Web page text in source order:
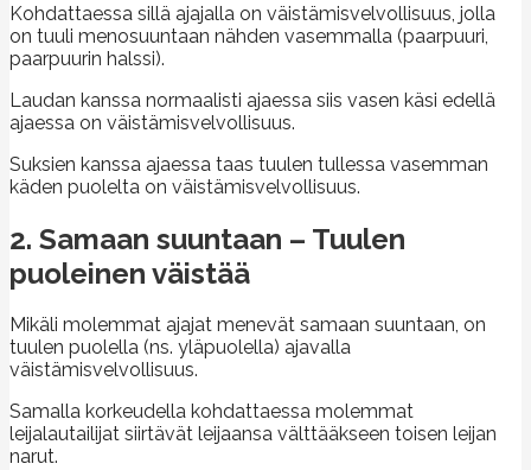
Kohdattaessa sillä ajajalla on väistämisvelvollisuus, jolla
on tuuli menosuuntaan nähden vasemmalla (paarpuuri,
paarpuurin halssi).
Laudan kanssa normaalisti ajaessa siis vasen käsi edellä
ajaessa on väistämisvelvollisuus.
Suksien kanssa ajaessa taas tuulen tullessa vasemman
käden puolelta on väistämisvelvollisuus.
2. Samaan suuntaan – Tuulen
puoleinen väistää
Mikäli molemmat ajajat menevät samaan suuntaan, on
tuulen puolella (ns. yläpuolella) ajavalla
väistämisvelvollisuus.
Samalla korkeudella kohdattaessa molemmat
leijalautailijat siirtävät leijaansa välttääkseen toisen leijan
narut.